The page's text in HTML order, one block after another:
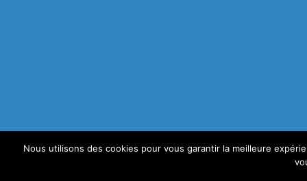
Nous utilisons des cookies pour vous garantir la meilleure